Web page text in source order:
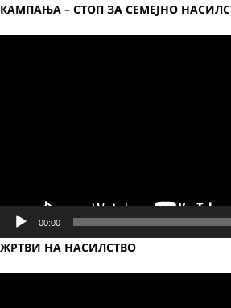
КАМПАЊА – СТОП ЗА СЕМЕЈНО
00:00
ЖРТВИ НА НАСИЛСТВО